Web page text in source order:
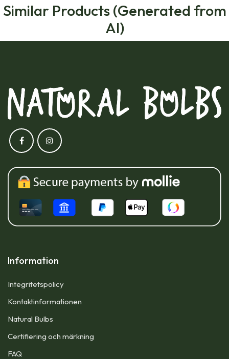
Similar Products (Generated from
AI)
Information
Integritetspolicy
Kontaktinformationen
Natural Bulbs
Certifiering och märkning
FAQ